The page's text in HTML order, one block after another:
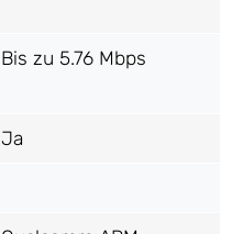
Bis zu 5.76 Mbps
Ja